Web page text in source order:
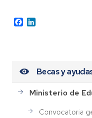
Facebook
Becas y
Ministerio de
Convocatoria